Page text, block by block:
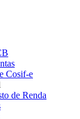
Cosif-e
de Renda